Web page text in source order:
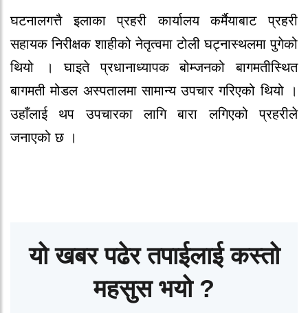
घटनालगत्तै इलाका प्रहरी कार्यालय कर्मैयाबाट प्रहरी
सहायक निरीक्षक शाहीको नेतृत्वमा टोली घट्नास्थलमा पुगेको
थियो । घाइते प्रधानाध्यापक बोम्जनको बागमतीस्थित
बागमती मोडल अस्पतालमा सामान्य उपचार गरिएको थियो ।
उहाँलाई थप उपचारका लागि बारा लगिएको प्रहरीले
जनाएको छ ।
यो खबर पढेर तपाईलाई कस्तो
महसुस भयो ?